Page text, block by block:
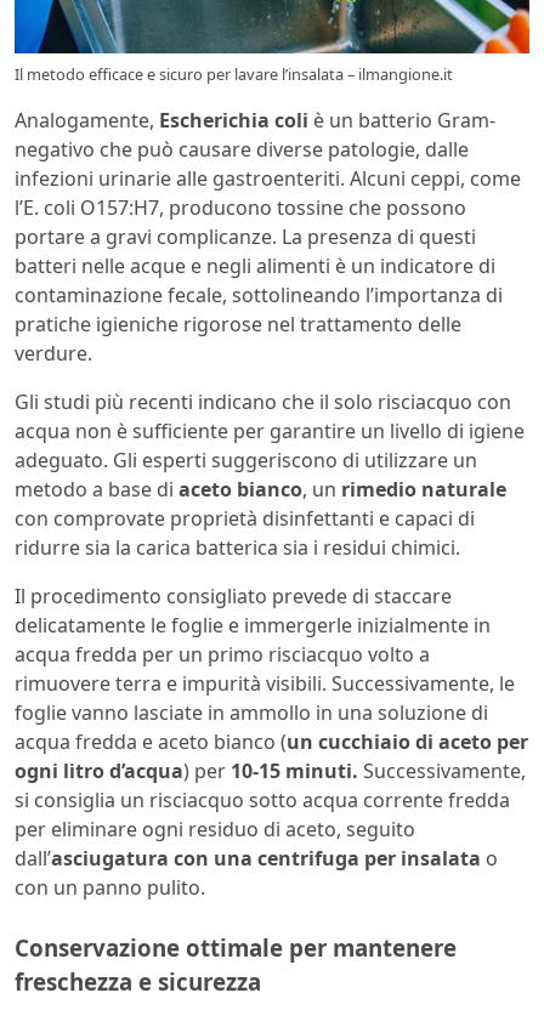
Il metodo efficace e sicuro per lavare l’insalata – ilmangione.it
Analogamente, Escherichia coli è un batterio Gram-
negativo che può causare diverse patologie, dalle
infezioni urinarie alle gastroenteriti. Alcuni ceppi, come
l’E. coli O157:H7, producono tossine che possono
portare a gravi complicanze. La presenza di questi
batteri nelle acque e negli alimenti è un indicatore di
contaminazione fecale, sottolineando l’importanza di
pratiche igieniche rigorose nel trattamento delle
verdure.
Gli studi più recenti indicano che il solo risciacquo con
acqua non è sufficiente per garantire un livello di igiene
adeguato. Gli esperti suggeriscono di utilizzare un
metodo a base di aceto bianco, un rimedio naturale
con comprovate proprietà disinfettanti e capaci di
ridurre sia la carica batterica sia i residui chimici.
Il procedimento consigliato prevede di staccare
delicatamente le foglie e immergerle inizialmente in
acqua fredda per un primo risciacquo volto a
rimuovere terra e impurità visibili. Successivamente, le
foglie vanno lasciate in ammollo in una soluzione di
acqua fredda e aceto bianco (un cucchiaio di aceto per
ogni litro d’acqua) per 10-15 minuti. Successivamente,
si consiglia un risciacquo sotto acqua corrente fredda
per eliminare ogni residuo di aceto, seguito
dall’asciugatura con una centrifuga per insalata o
con un panno pulito.
Conservazione ottimale per mantenere
freschezza e sicurezza